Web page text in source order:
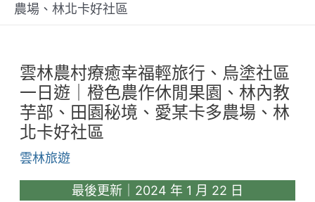
農場、林北卡好社區
雲林農村療癒幸福輕旅行、烏塗社區
一日遊｜橙色農作休閒果園、林內教
芋部、田園秘境、愛某卡多農場、林
北卡好社區
雲林旅遊
最後更新｜2024 年 1 月 22 日